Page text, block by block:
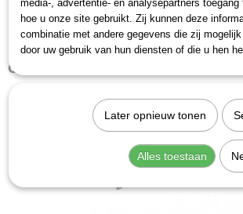
279-4
EAN code
4000896018086
Productcode leverancier
279-4
Omschrijving
Verstelbare moersleutels
Ook interessant
media-, advertentie- en analysepartners
hoe u onze site gebruikt. Zij kunnen deze
combinatie met andere gegevens die zij
door uw gebruik van hun diensten of die u hen
Later opnieuw tonen
Alles toestaan